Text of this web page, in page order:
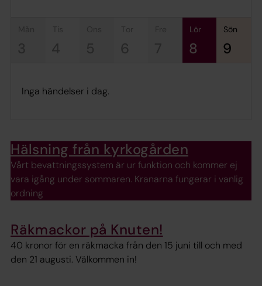
tis
4
tor
6
lör
8
sön
9
Inga händelser i dag.
Hälsning från kyrkogården
Vårt bevattningssystem är ur funktion och kommer ej
vara igång under sommaren. Kranarna fungerar i vanlig
ordning
Räkmackor på Knuten!
40 kronor för en räkmacka från den 15 juni till och med
den 21 augusti. Välkommen in!